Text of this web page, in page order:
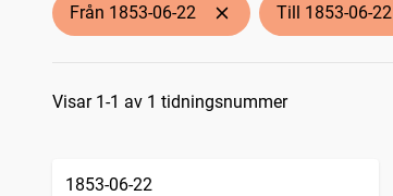
Från 1853-06-22 Till 1853-06-22
Sökresultat
Visar 1-1 av 1 tidningsnummer
1853-06-22